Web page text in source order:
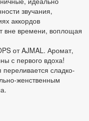
звучания,
аккордов
вне времени, воплощая
от AJMAL. Аромат,
с первого вдоха!
сладко-
женственным